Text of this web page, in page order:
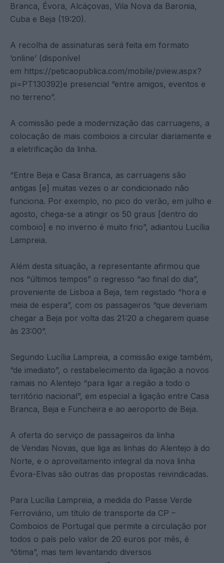
Branca, Évora, Alcáçovas, Vila Nova da Baronia,
Cuba e Beja (19:20).
A recolha de assinaturas será feita em formato
‘online’ (disponível
em https://peticaopublica.com/mobile/pview.aspx?
pi=PT130392)e presencial “entre amigos, eventos e
no terreno”.
A comissão pede a modernização das carruagens, a
colocação de mais comboios a circular diariamente e
a eletrificação da linha.
“Entre Beja e Casa Branca, as carruagens são
antigas [e] muitas vezes o ar condicionado não
funciona. Por exemplo, no pico do verão, em julho e
agosto, chega-se a atingir os 50 graus [dentro do
comboio] e no inverno é muito frio”, adiantou Lucília
Lampreia.
Além desta situação, a representante afirmou que
nos “últimos tempos” o regresso “ao final do dia”,
proveniente de Lisboa a Beja, tem registado “hora e
meia de espera”, com os passageiros “que deveriam
chegar a Beja por volta das 21:20 a chegarem quase
às 23:00”.
Segundo Lucília Lampreia, a comissão exige também,
“de imediato”, o restabelecimento da ligação a novos
ramais no Alentejo “para ligar a região a todo o
território nacional”, em especial a ligação entre Casa
Branca, Beja e Funcheira e ao aeroporto de Beja.
A oferta do serviço de passageiros da linha
de Vendas Novas, que liga as linhas do Alentejo à do
Norte, e o aproveitamento integral da nova linha
Évora-Elvas são outras das propostas reivindicadas.
Para Lucília Lampreia, a medida do Passe Verde
Ferroviário, um título de transporte da CP –
Comboios de Portugal que permite a circulação por
todos o país pelo valor de 20 euros por mês, é
“ótima”, mas tem levantando diversos